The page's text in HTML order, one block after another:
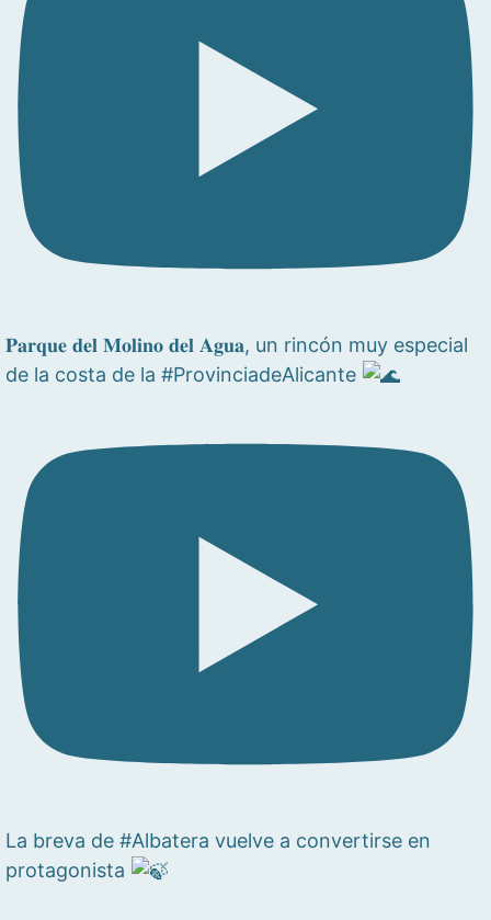
𝐏𝐚𝐫𝐪𝐮𝐞 𝐝𝐞𝐥 𝐌𝐨𝐥𝐢𝐧𝐨 𝐝𝐞𝐥 𝐀𝐠𝐮𝐚, un rincón muy especial
de la costa de la #ProvinciadeAlicante
La breva de #Albatera vuelve a convertirse en
protagonista